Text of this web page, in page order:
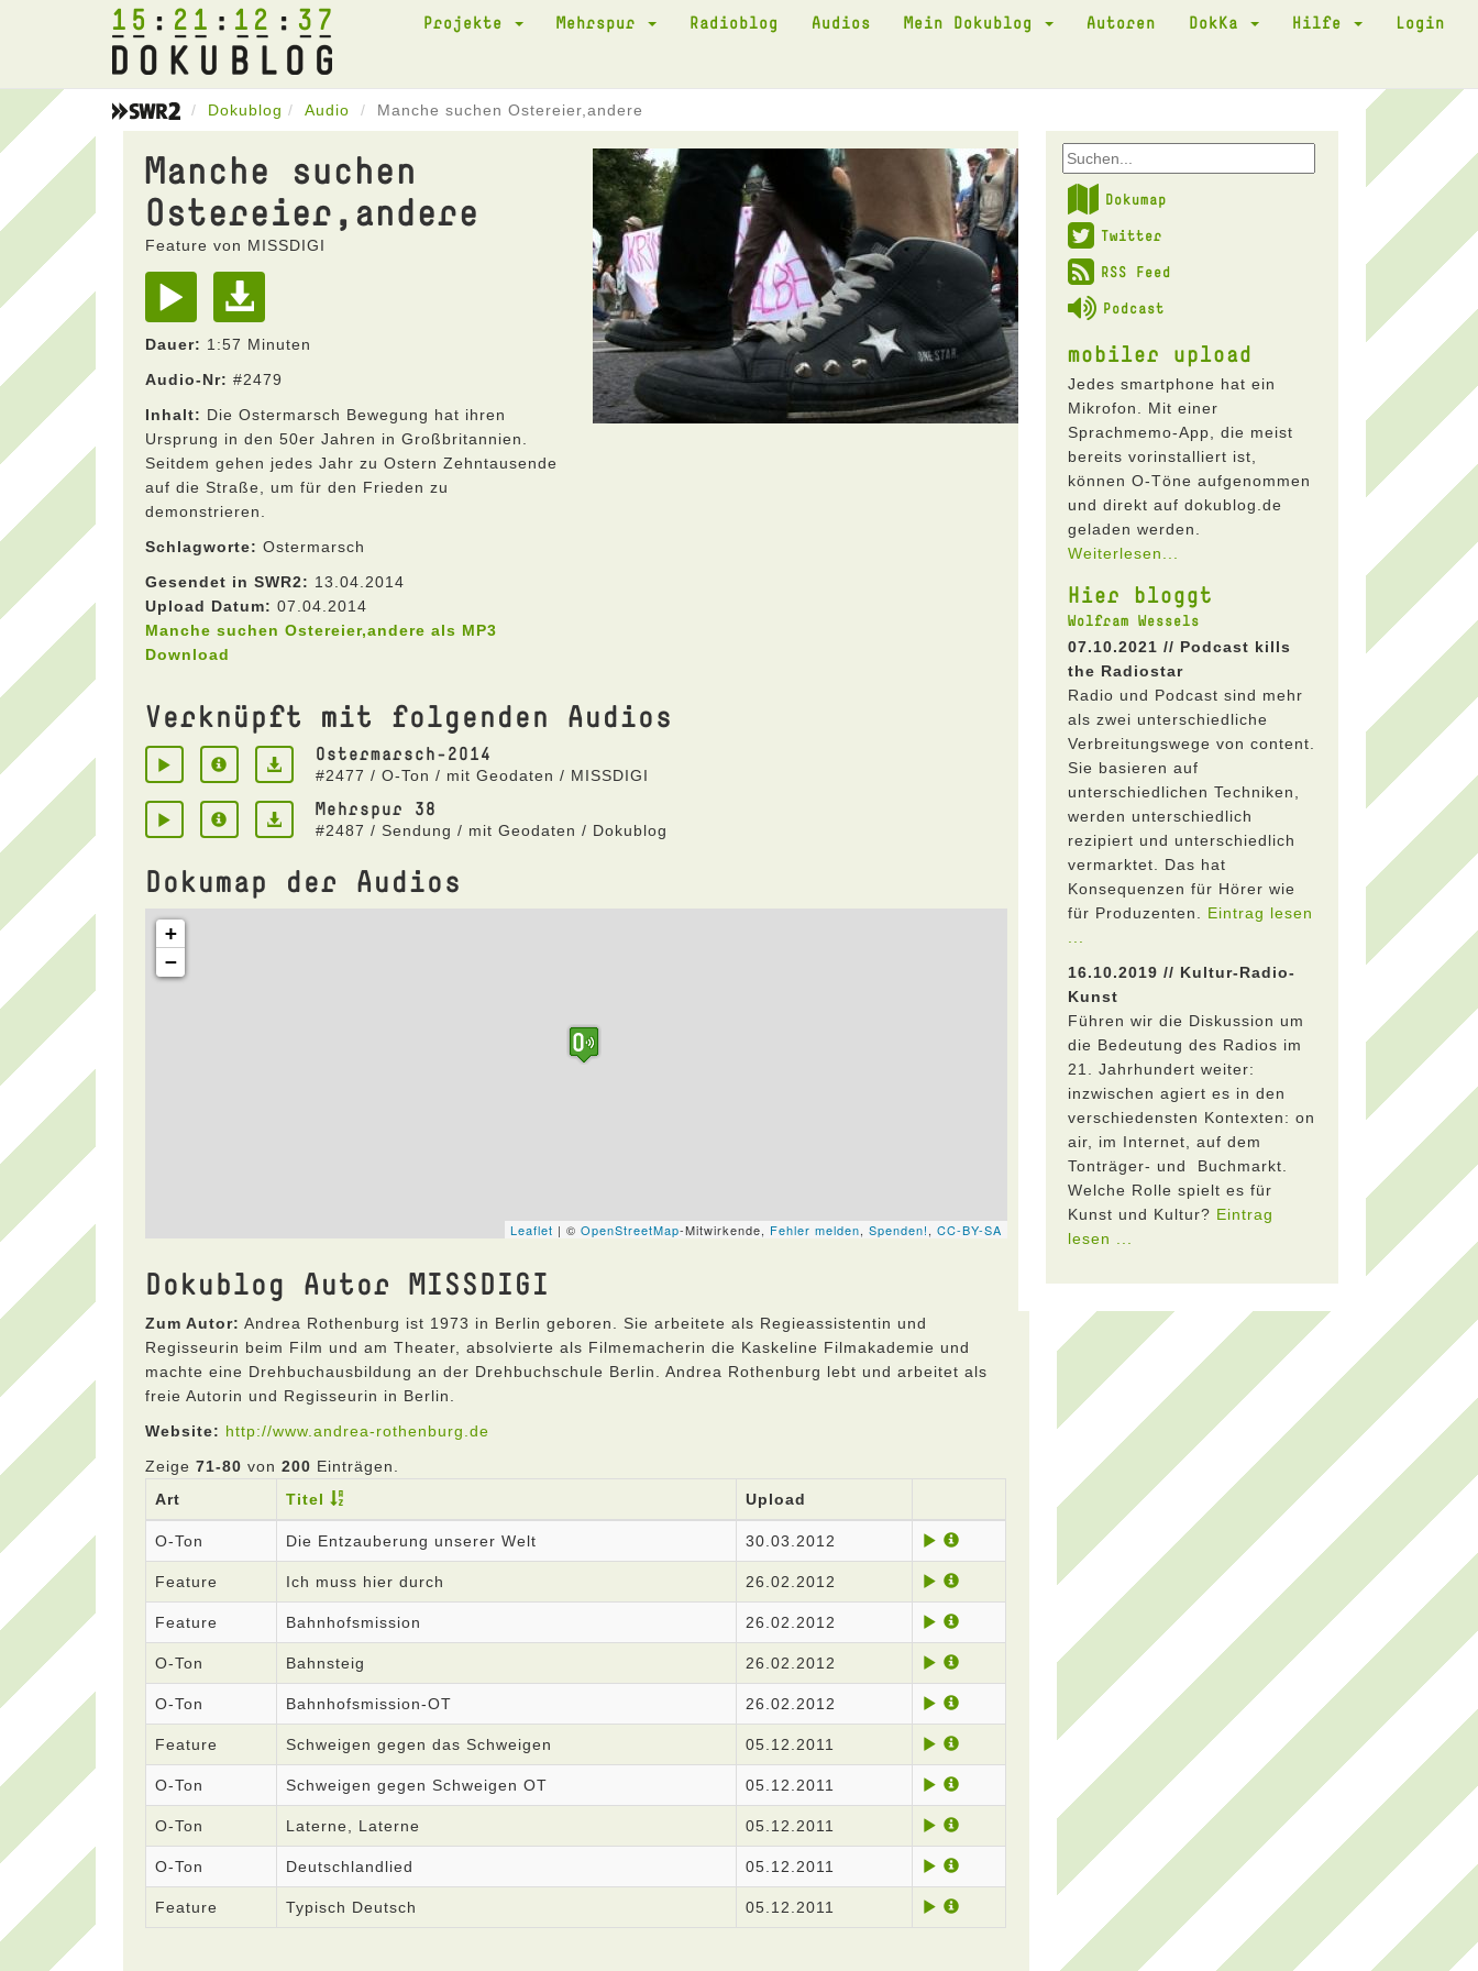
15 21 12 37 Projekte Mehrspur Radioblog Audios Mein Dokublog Autoren DokKa Hilfe Login
Dokublog Audio Manche suchen Ostereier,andere
Manche suchen
Ostereier,andere
Feature von MISSDIGI
Dauer: 1:57 Minuten
Audio-Nr: #2479
Inhalt: Die Ostermarsch Bewegung hat ihren
Ursprung in den 50er Jahren in Großbritannien.
Seitdem gehen jedes Jahr zu Ostern Zehntausende
auf die Straße, um für den Frieden zu
demonstrieren.
Schlagworte: Ostermarsch
Gesendet in SWR2: 13.04.2014
Upload Datum: 07.04.2014
Manche suchen Ostereier,andere als MP3
Download
Verknüpft mit folgenden Audios
Ostermarsch-2014
#2477 / O-Ton / mit Geodaten / MISSDIGI
Mehrspur 38
#2487 / Sendung / mit Geodaten / Dokublog
Dokumap der Audios
Dokublog Autor MISSDIGI
Zum Autor: Andrea Rothenburg ist 1973 in Berlin geboren. Sie arbeitete als Regieassistentin und
Regisseurin beim Film und am Theater, absolvierte als Filmemacherin die Kaskeline Filmakademie und
machte eine Drehbuchausbildung an der Drehbuchschule Berlin. Andrea Rothenburg lebt und arbeitet als
freie Autorin und Regisseurin in Berlin.
Website: http://www.andrea-rothenburg.de
Zeige 71-80 von 200 Einträgen.
Art
Titel Upload
O-Ton Die Entzauberung unserer Welt 30.03.2012
Feature Ich muss hier durch 26.02.2012
Feature Bahnhofsmission 26.02.2012
O-Ton Bahnsteig 26.02.2012
O-Ton Bahnhofsmission-OT 26.02.2012
Feature Schweigen gegen das Schweigen 05.12.2011
O-Ton Schweigen gegen Schweigen OT 05.12.2011
O-Ton Laterne, Laterne 05.12.2011
O-Ton Deutschlandlied 05.12.2011
Feature Typisch Deutsch 05.12.2011
Dokumap
Twitter
RSS Feed
Podcast
mobiler upload
Jedes smartphone hat ein
Mikrofon. Mit einer
Sprachmemo-App, die meist
bereits vorinstalliert ist,
können O-Töne aufgenommen
und direkt auf dokublog.de
geladen werden.
Weiterlesen...
Hier bloggt
Wolfram Wessels
07.10.2021 // Podcast kills
the Radiostar
Radio und Podcast sind mehr
als zwei unterschiedliche
Verbreitungswege von content.
Sie basieren auf
unterschiedlichen Techniken,
werden unterschiedlich
rezipiert und unterschiedlich
vermarktet. Das hat
Konsequenzen für Hörer wie
für Produzenten. Eintrag lesen
16.10.2019 // Kultur-Radio-
Kunst
Führen wir die Diskussion um
die Bedeutung des Radios im
21. Jahrhundert weiter:
inzwischen agiert es in den
verschiedensten Kontexten: on
air, im Internet, auf dem
Tonträger- und Buchmarkt.
Welche Rolle spielt es für
Kunst und Kultur? Eintrag
lesen ...